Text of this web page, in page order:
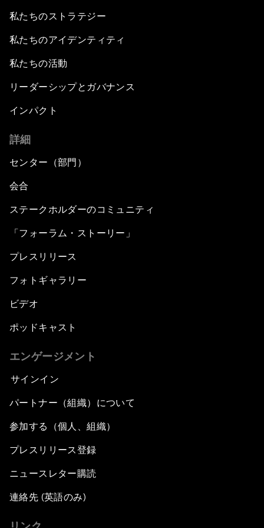
私たちのストラテジー
私たちのアイデンティティ
私たちの活動
リーダーシップとガバナンス
インパクト
詳細
センター（部門）
会合
ステークホルダーのコミュニティ
「フォーラム・ストーリー」
プレスリリース
フォトギャラリー
ビデオ
ポッドキャスト
エンゲージメント
サインイン
パートナー（組織）について
参加する（個人、組織）
プレスリリース登録
ニュースレター購読
連絡先 (英語のみ)